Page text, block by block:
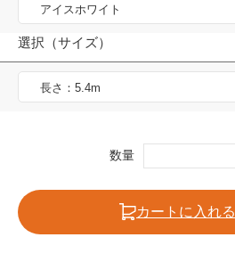
選択（サイズ）
数量
カートに入れる